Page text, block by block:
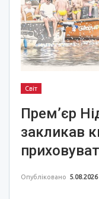
Світ
Прем’єр
закликав
Опубліковано 5.08.2026